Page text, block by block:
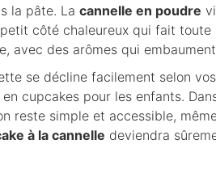
la pâte. La cannelle en poudre
côté chaleureux qui fait
avec des arômes qui
se décline facilement selon
cupcakes pour les enfants.
reste simple et accessible,
à la cannelle deviendra